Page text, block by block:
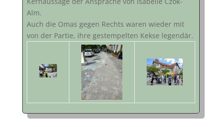
Alm.
Auch die Omas gegen Rechts waren wieder mit
von der Partie, ihre gestempelten Kekse legendär.